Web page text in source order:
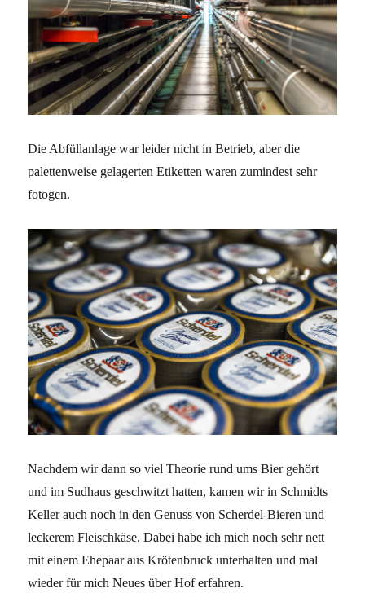
Die Abfüllanlage war leider nicht in Betrieb, aber die
palettenweise gelagerten Etiketten waren zumindest sehr
fotogen.
Nachdem wir dann so viel Theorie rund ums Bier gehört
und im Sudhaus geschwitzt hatten, kamen wir in Schmidts
Keller auch noch in den Genuss von Scherdel-Bieren und
leckerem Fleischkäse. Dabei habe ich mich noch sehr nett
mit einem Ehepaar aus Krötenbruck unterhalten und mal
wieder für mich Neues über Hof erfahren.